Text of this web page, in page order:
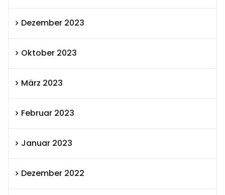
Dezember 2023
Oktober 2023
März 2023
Februar 2023
Januar 2023
Dezember 2022